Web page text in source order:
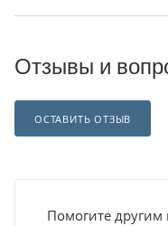
Отзывы и
ОСТАВИТЬ ОТЗЫВ
Помогите